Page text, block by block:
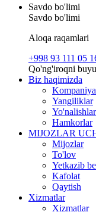
Savdo bo'limi
Savdo bo'limi
Aloqa raqamlari
+998 93 111 05
Qo'ng'iroqni
Biz haqimizda
Yangiliklar
Yo'nalishlar
Hamkorlar
MIJOZLAR
Mijozlar
To'lov
Yetkazib
Kafolat
Qaytish
Xizmatlar
Xizmatlar